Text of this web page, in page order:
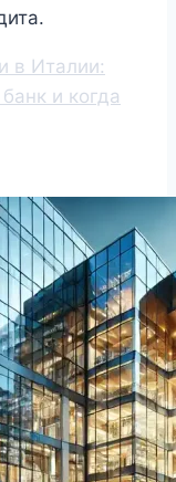
в Италии:
и когда